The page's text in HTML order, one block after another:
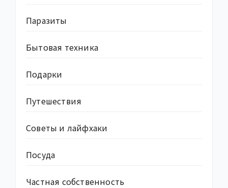
Паразиты
Бытовая техника
Подарки
Путешествия
Советы и лайфхаки
Посуда
Частная собственность